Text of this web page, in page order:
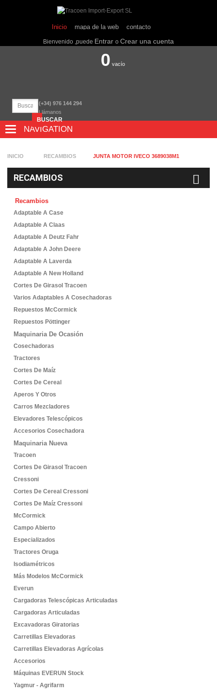
Inicio mapa de la web contacto
Bienvenido ,puede Entrar o Crear una cuenta
0 vacío
(+34) 976 144 294
Llámanos
NAVIGATION
NAVIGATION
BUSCAR
INICIO RECAMBIOS JUNTA MOTOR IVECO 3689038M1
RECAMBIOS
Recambios
Adaptable A Case
Adaptable A Claas
Adaptable A Deutz Fahr
Adaptable A John Deere
Adaptable A Laverda
Adaptable A New Holland
Cortes De Girasol Tracoen
Varios Adaptables A Cosechadoras
Repuestos McCormick
Repuestos Pöttinger
Maquinaria De Ocasión
Cosechadoras
Tractores
Cortes De Maíz
Cortes De Cereal
Aperos Y Otros
Carros Mezcladores
Elevadores Telescópicos
Accesorios Cosechadora
Maquinaria Nueva
Tracoen
Cortes De Girasol Tracoen
Cressoni
Cortes De Cereal Cressoni
Cortes De Maíz Cressoni
McCormick
Campo Abierto
Especializados
Tractores Oruga
Isodiamétricos
Más Modelos McCormick
Everun
Cargadoras Telescópicas Articuladas
Cargadoras Articuladas
Excavadoras Giratorias
Carretillas Elevadoras
Carretillas Elevadoras Agrícolas
Accesorios
Máquinas EVERUN Stock
Yagmur - Agrifarm